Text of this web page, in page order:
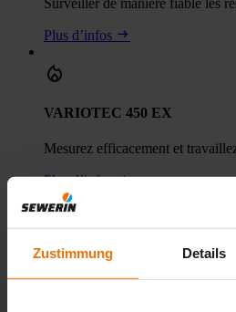
Zustimmung Details
Plus d’infos
VARIOTEC 450 EX
Mesurez efficacement et
Plus d’infos
VARIOTEC 460 Tracergas